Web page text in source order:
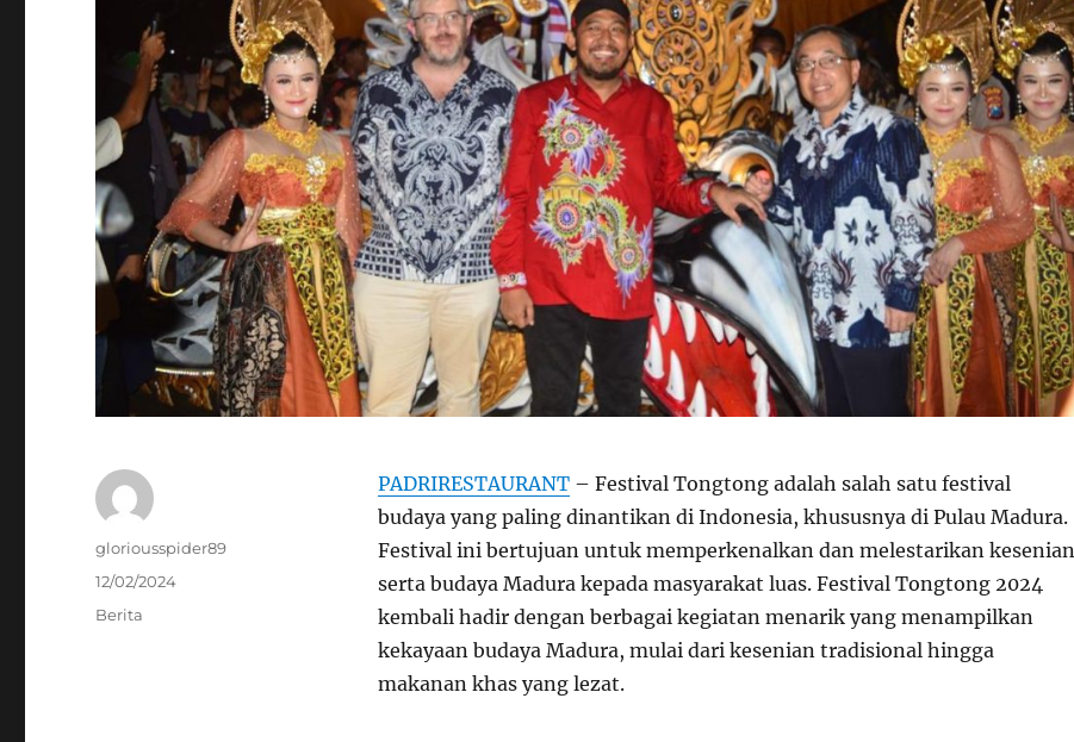
PADRIRESTAURANT– Festival Tongtong adalah salah satu festival
budaya yang paling dinantikan di Indonesia, khususnya di Pulau Madura.
Festival ini bertujuan untuk memperkenalkan dan melestarikan kesenian
serta budaya Madura kepada masyarakat luas. Festival Tongtong 2024
kembali hadir dengan berbagai kegiatan menarik yang menampilkan
kekayaan budaya Madura, mulai dari kesenian tradisional hingga
makanan khas yang lezat.
Author
gloriousspider89
Posted
12/02/2024
Categories
Berita